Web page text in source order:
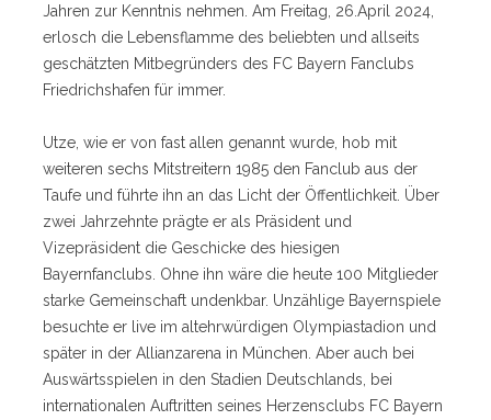
Jahren zur Kenntnis nehmen. Am Freitag, 26.April 2024,
erlosch die Lebensflamme des beliebten und allseits
geschätzten Mitbegründers des FC Bayern Fanclubs
Friedrichshafen für immer.
Utze, wie er von fast allen genannt wurde, hob mit
weiteren sechs Mitstreitern 1985 den Fanclub aus der
Taufe und führte ihn an das Licht der Öffentlichkeit. Über
zwei Jahrzehnte prägte er als Präsident und
Vizepräsident die Geschicke des hiesigen
Bayernfanclubs. Ohne ihn wäre die heute 100 Mitglieder
starke Gemeinschaft undenkbar. Unzählige Bayernspiele
besuchte er live im altehrwürdigen Olympiastadion und
später in der Allianzarena in München. Aber auch bei
Auswärtsspielen in den Stadien Deutschlands, bei
internationalen Auftritten seines Herzensclubs FC Bayern